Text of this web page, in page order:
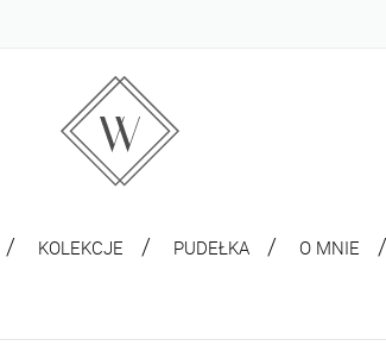
KOLEKCJE PUDEŁKA O MNIE